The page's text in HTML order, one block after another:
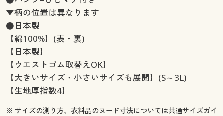
▼柄の位置は異なります
●日本製
【綿100%】(表・裏)
【日本製】
【ウエストゴム取替えOK】
【大きいサイズ・小さいサイズも展開】(S～3L)
【生地厚指数4】
※ サイズの測り方、衣料品のヌード寸法については共通サイズガイ